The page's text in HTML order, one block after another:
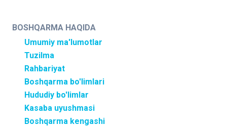
BOSHQARMA HAQIDA
Umumiy ma'lumotlar
Tuzilma
Rahbariyat
Boshqarma bo'limlari
Hududiy bo'limlar
Kasaba uyushmasi
Boshqarma kengashi